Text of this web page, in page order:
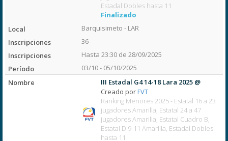
Estadal Dobles hasta 11
Finalizado
Barquisimeto - LAR
36
Hasta 23:30 de 28/09/2025
03/10 - 05/10/2025
III Estadal G4 14-18 Lara 2025 @
Creado porFVT
Ranking Menores 2025 - Estatal 16 a 23
jugadores Amarilla, Estatal 24 a 47
jugadores Amarilla, Estatal Cuadro B,
Estatal D 9-11 Amarilla, Estadal Dobles
hasta 11